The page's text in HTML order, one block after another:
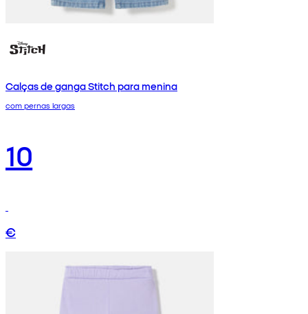
Calças de ganga Stitch para menina
com pernas largas
10
€